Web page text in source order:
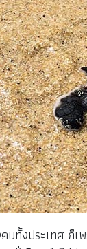
งประเทศ ก็เ